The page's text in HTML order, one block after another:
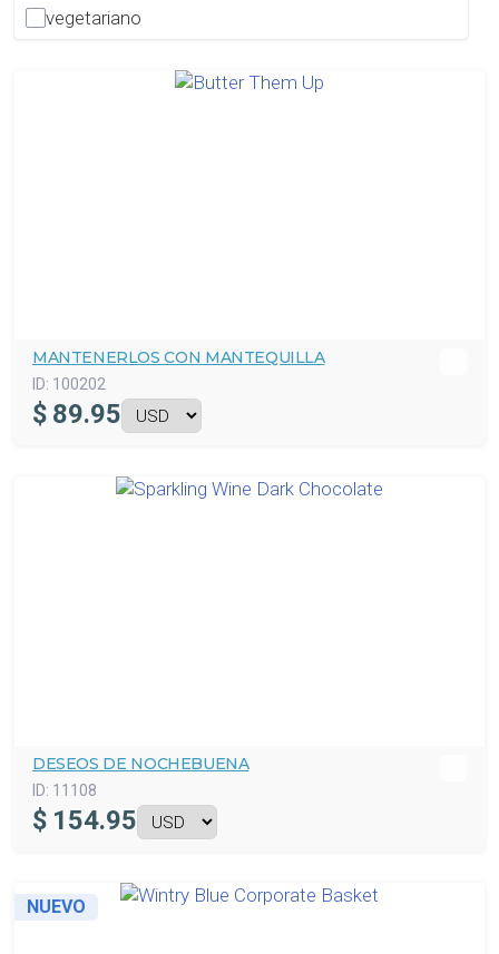
vegetariano
MANTENERLOS CON MANTEQUILLA
ID: 100202
$ 89.95
DESEOS DE NOCHEBUENA
ID: 11108
$ 154.95
NUEVO